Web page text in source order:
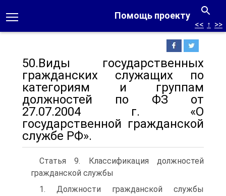
Помощь проекту
<< ↑ >>
50.Виды государственных
гражданских служащих по
категориям и группам
должностей по ФЗ от
27.07.2004 г. «О
государственной граж­данской
службе РФ».
Статья 9. Классификация должностей
гражданской службы
1. Должности гражданской службы